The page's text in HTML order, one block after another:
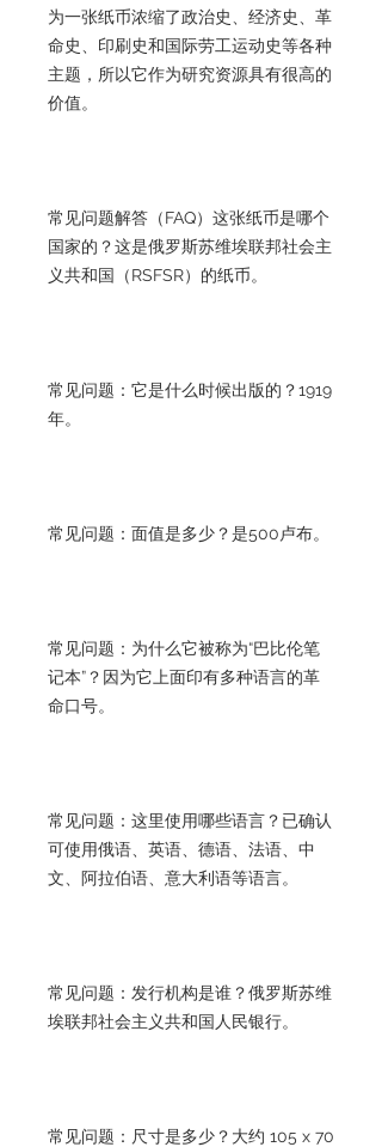
为一张纸币浓缩了政治史、经济史、革
命史、印刷史和国际劳工运动史等各种
主题，所以它作为研究资源具有很高的
价值。
常见问题解答（FAQ）这张纸币是哪个
国家的？这是俄罗斯苏维埃联邦社会主
义共和国（RSFSR）的纸币。
常见问题：它是什么时候出版的？1919
年。
常见问题：面值是多少？是500卢布。
常见问题：为什么它被称为“巴比伦笔
记本”？因为它上面印有多种语言的革
命口号。
常见问题：这里使用哪些语言？已确认
可使用俄语、英语、德语、法语、中
文、阿拉伯语、意大利语等语言。
常见问题：发行机构是谁？俄罗斯苏维
埃联邦社会主义共和国人民银行。
常见问题：尺寸是多少？大约 105 x 70